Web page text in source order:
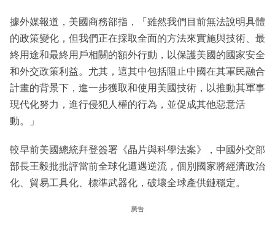
據外媒報道，美國商務部指，「雖然我們目前無法說明具體
的政策變化，但我們正在採取全面的方法來實施與技術、最
終用途和最終用戶相關的額外行動，以保護美國的國家安全
和外交政策利益。尤其，這其中包括阻止中國在其軍民融合
計畫的背景下，進一步獲取和使用美國技術，以推動其軍事
現代化努力，進行侵犯人權的行為，並促成其他惡意活
動。」
較早前美國總統拜登簽署《晶片與科學法案》，中國外交部
部長王毅批批評當前全球化遭遇逆流，個別國家將經濟政治
化、貿易工具化、標準武器化，破壞全球產供鏈穩定。
廣告